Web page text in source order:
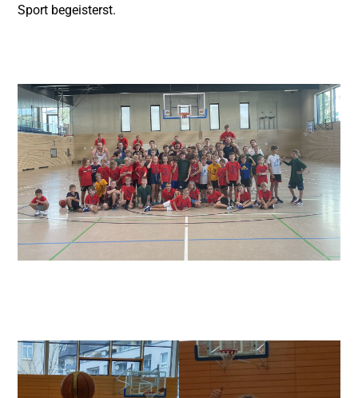
Sport begeisterst.